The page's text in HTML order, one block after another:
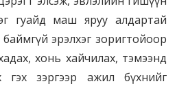
гуайд маш яруу алдартай
эрэлхэг зоригтойоор
хонь хайчилах, тэмээнд
гэх зэргээр ажил бүхнийг